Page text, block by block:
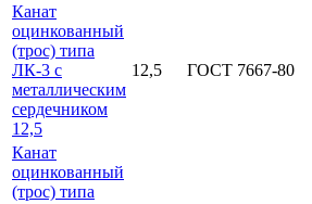
Канат
оцинкованный
(трос) типа
ЛК-3 с
металлическим
сердечником
12,5
12,5 ГОСТ 7667-80
Канат
оцинкованный
(трос) типа